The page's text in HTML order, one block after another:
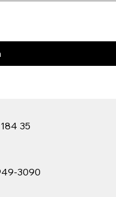
3090
35